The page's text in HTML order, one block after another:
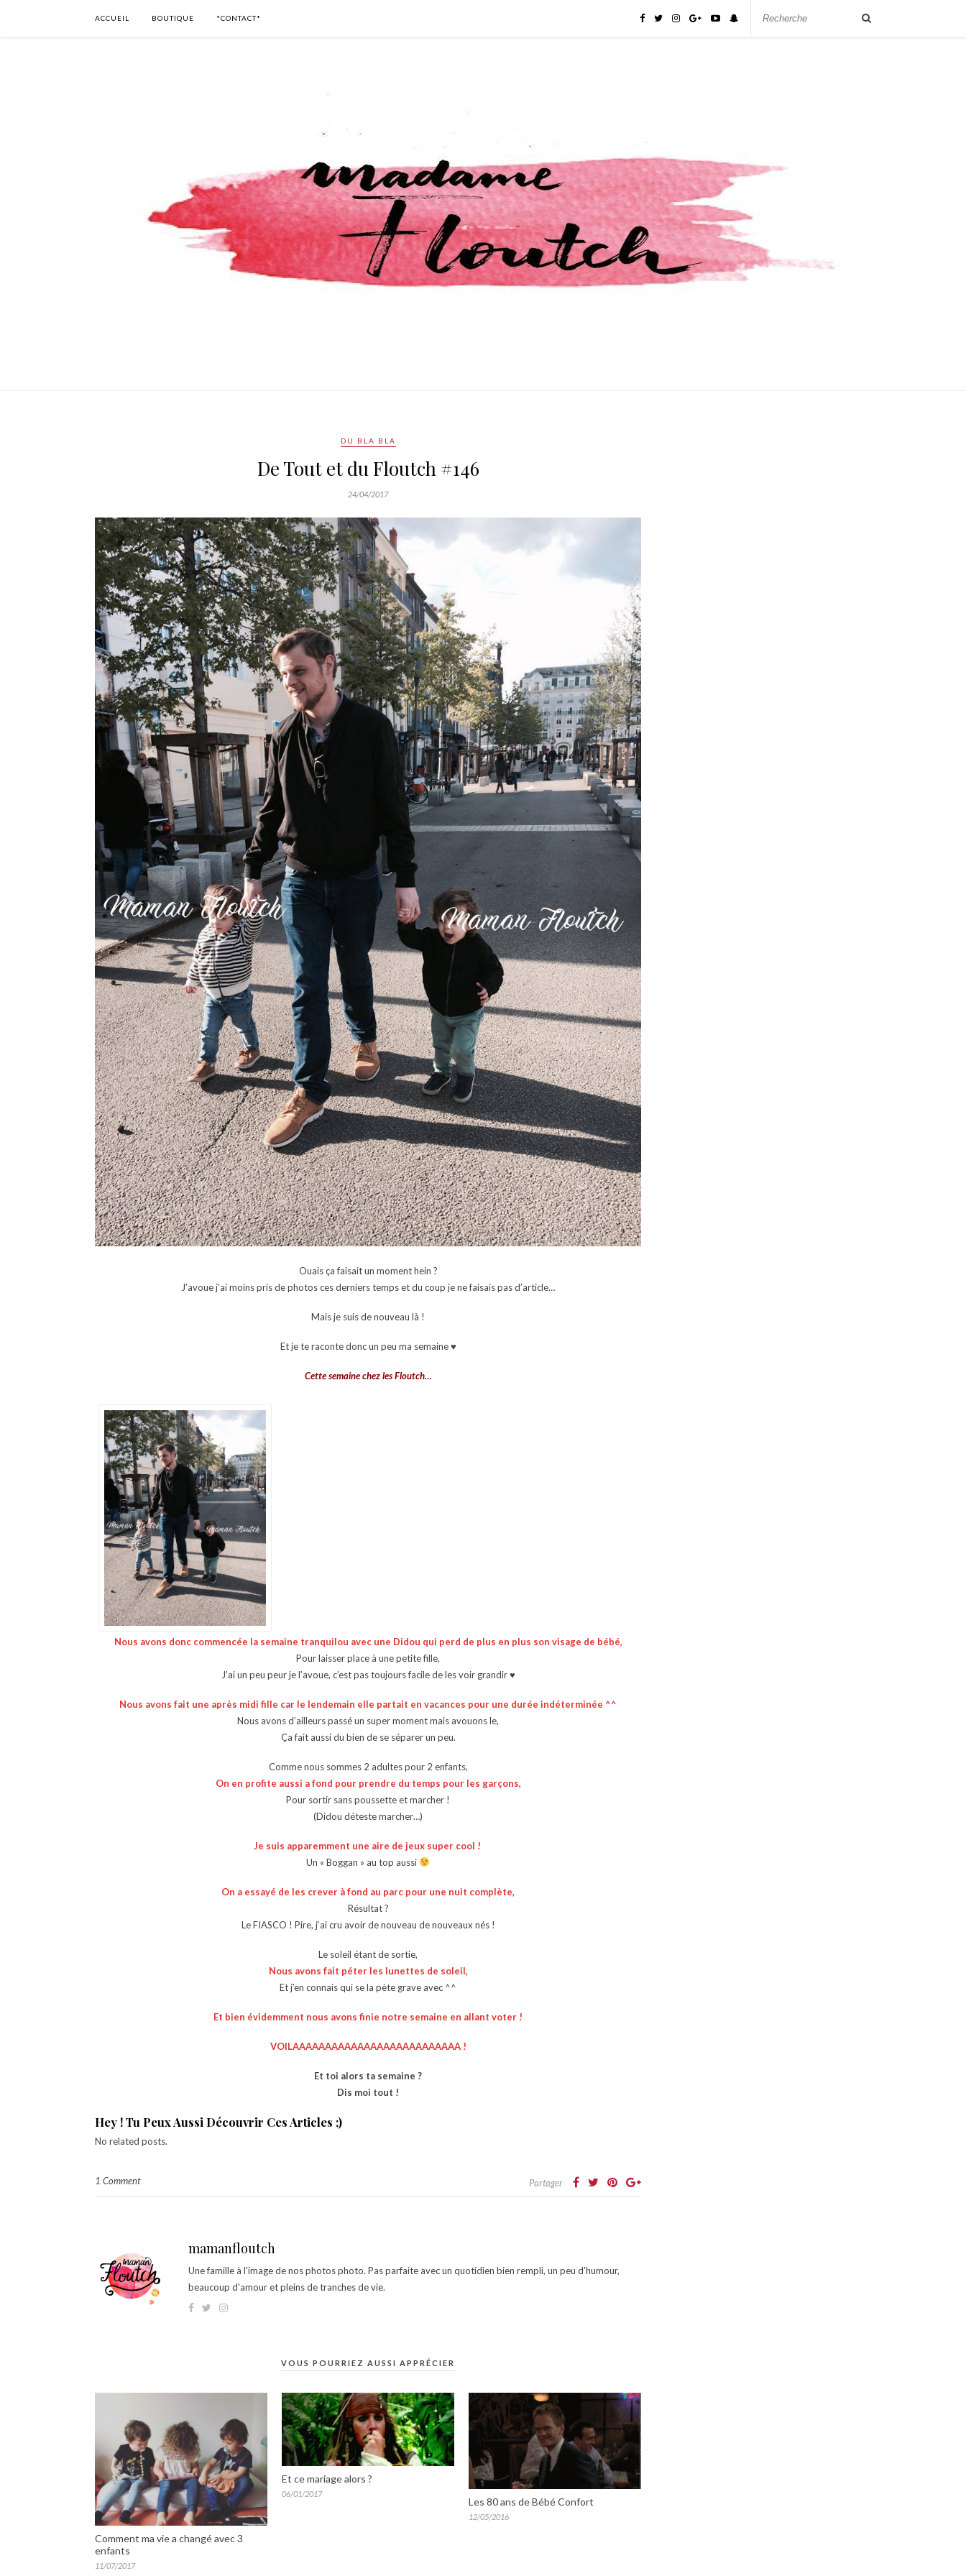
ACCUEIL BOUTIQUE *CONTACT*
DU BLA BLA
De Tout et du Floutch #146
24/04/2017
Ouais ça faisait un moment hein ?
J’avoue j’ai moins pris de photos ces derniers temps et du coup je ne faisais pas d’article…
Mais je suis de nouveau là !
Et je te raconte donc un peu ma semaine ♥
Cette semaine chez les Floutch…
Nous avons donc commencée la semaine tranquilou avec une Didou qui perd de plus en plus son visage de bébé,
Pour laisser place à une petite fille,
J’ai un peu peur je l’avoue, c’est pas toujours facile de les voir grandir ♥
Nous avons fait une après midi fille car le lendemain elle partait en vacances pour une durée indéterminée ^^
Nous avons d’ailleurs passé un super moment mais avouons le,
Ça fait aussi du bien de se séparer un peu.
Comme nous sommes 2 adultes pour 2 enfants,
On en profite aussi a fond pour prendre du temps pour les garçons,
Pour sortir sans poussette et marcher !
(Didou déteste marcher…)
Je suis apparemment une aire de jeux super cool !
Un « Boggan » au top aussi
On a essayé de les crever à fond au parc pour une nuit complète,
Résultat ?
Le FIASCO ! Pire, j’ai cru avoir de nouveau de nouveaux nés !
Le soleil étant de sortie,
Nous avons fait péter les lunettes de soleil,
Et j’en connais qui se la pète grave avec ^^
Et bien évidemment nous avons finie notre semaine en allant voter !
VOILAAAAAAAAAAAAAAAAAAAAAAAAAA !
Et toi alors ta semaine ?
Dis moi tout !
Hey ! Tu Peux Aussi Découvrir Ces Articles ;)
No related posts.
1 Comment Partager
mamanfloutch
Une famille à l'image de nos photos photo. Pas parfaite avec un quotidien bien rempli, un peu d'humour,
beaucoup d'amour et pleins de tranches de vie.
VOUS POURRIEZ AUSSI APPRÉCIER
Comment ma vie a changé avec 3
enfants
11/07/2017
Et ce mariage alors ?
06/01/2017
Les 80 ans de Bébé Confort
12/05/2016